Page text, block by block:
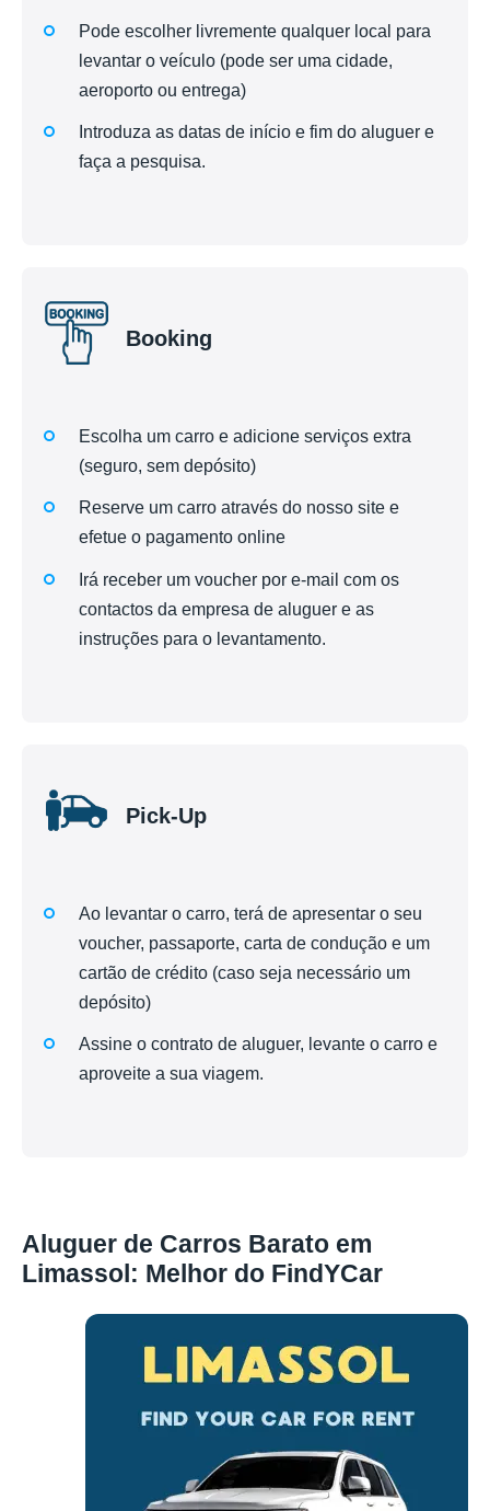
Pode escolher livremente qualquer local para
levantar o veículo (pode ser uma cidade,
aeroporto ou entrega)
Introduza as datas de início e fim do aluguer e
faça a pesquisa.
Booking
Escolha um carro e adicione serviços extra
(seguro, sem depósito)
Reserve um carro através do nosso site e
efetue o pagamento online
Irá receber um voucher por e-mail com os
contactos da empresa de aluguer e as
instruções para o levantamento.
Pick-Up
Ao levantar o carro, terá de apresentar o seu
voucher, passaporte, carta de condução e um
cartão de crédito (caso seja necessário um
depósito)
Assine o contrato de aluguer, levante o carro e
aproveite a sua viagem.
Aluguer de Carros Barato em
Limassol: Melhor do FindYCar